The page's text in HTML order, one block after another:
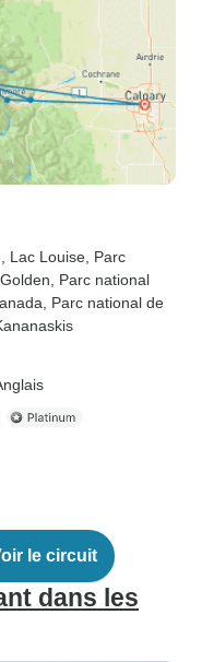
, Lac Louise , Parc
, Golden , Parc national
, Parc national de
le circuit
dans les